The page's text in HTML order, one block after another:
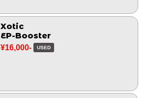
Xotic
EP-Booster
¥16,000- USED